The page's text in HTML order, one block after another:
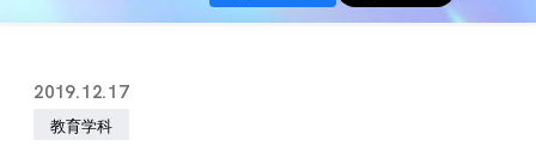
大学の概要
大学の歩み
学生・教職員・卒業生数
大学の取り組み
大学の取り組み
情報公開
総合福祉学部
共生まちづくり学部
共生まちづくり学部
入学試験
2019.12.17
教育学科